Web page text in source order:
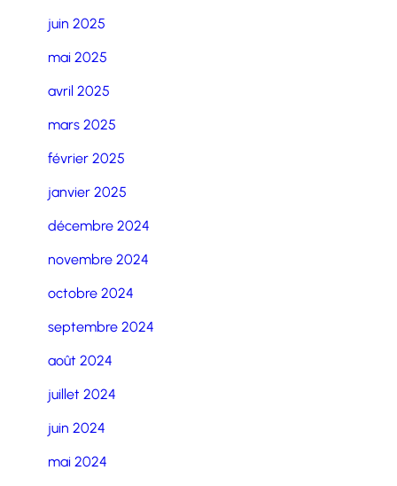
juin 2025
mai 2025
avril 2025
mars 2025
février 2025
janvier 2025
décembre 2024
novembre 2024
octobre 2024
septembre 2024
août 2024
juillet 2024
juin 2024
mai 2024